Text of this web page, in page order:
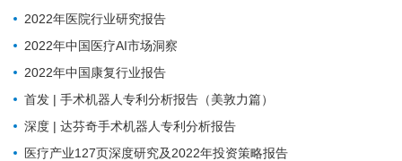
2022年医院行业研究报告
2022年中国医疗AI市场洞察
2022年中国康复行业报告
首发 | 手术机器人专利分析报告（美敦力篇）
深度 | 达芬奇手术机器人专利分析报告
医疗产业127页深度研究及2022年投资策略报告